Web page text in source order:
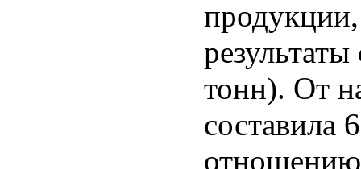
тонн). От
составила